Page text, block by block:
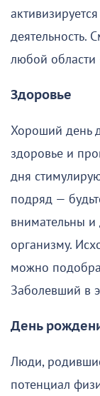
деятельность.
любой области
Здоровье
Хороший день
здоровье и
дня
подряд —
внимательны и
организму.
можно
Заболевший в
День
Люди,
потенциал